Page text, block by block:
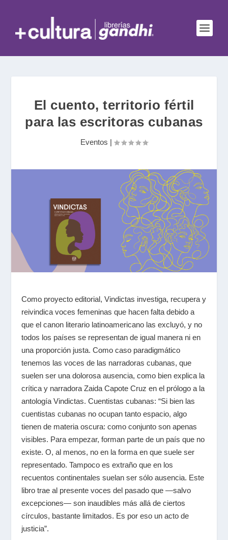
El cuento, territorio fértil
para las escritoras cubanas
Eventos |
Como proyecto editorial, Vindictas investiga, recupera y
reivindica voces femeninas que hacen falta debido a
que el canon literario latinoamericano las excluyó, y no
todos los países se representan de igual manera ni en
una proporción justa. Como caso paradigmático
tenemos las voces de las narradoras cubanas, que
suelen ser una dolorosa ausencia, como bien explica la
crítica y narradoraZaida Capote Cruz en el prólogo a la
antologíaVindictas. Cuentistas cubanas: “Si bien las
cuentistas cubanas no ocupan tanto espacio, algo
tienen de materia oscura: como conjunto son apenas
visibles. Para empezar, forman parte de un país que no
existe. O, al menos, no en la forma en que suele ser
representado. Tampoco es extraño que en los
recuentos continentales suelan ser sólo ausencia. Este
libro trae al presente voces del pasado que ―salvo
excepciones― son inaudibles más allá de ciertos
círculos, bastante limitados. Es por eso un acto de
justicia”.